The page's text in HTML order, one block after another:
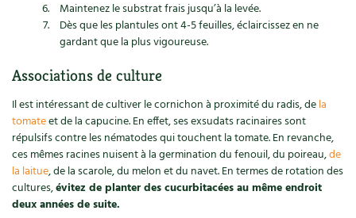
Protéger la nature
Autonomie
Actions pour la planète
Les 4 saisons
Archives
Maintenez le substrat frais jusqu’à la levée.
Dès que les plantules ont 4-5 feuilles, éclaircissez en ne
gardant que la plus vigoureuse.
Associations de culture
Il est intéressant de cultiver le cornichon à proximité du radis, dela
tomateet de la capucine. En effet, ses exsudats racinaires sont
répulsifs contre les nématodes qui touchent la tomate. En revanche,
ces mêmes racines nuisent à la germination du fenouil, du poireau,de
la laitue, de la scarole, du melon et du navet. En termes de rotation des
cultures,évitez de planter des cucurbitacées au même endroit
deux années de suite.